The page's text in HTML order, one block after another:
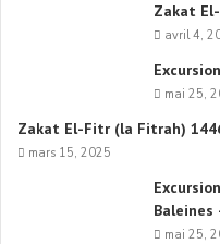
Zakat
avril 4,
mai 25,
Zakat El-Fitr (la Fitrah)
mars 15, 2025
Baleines
mai 25,